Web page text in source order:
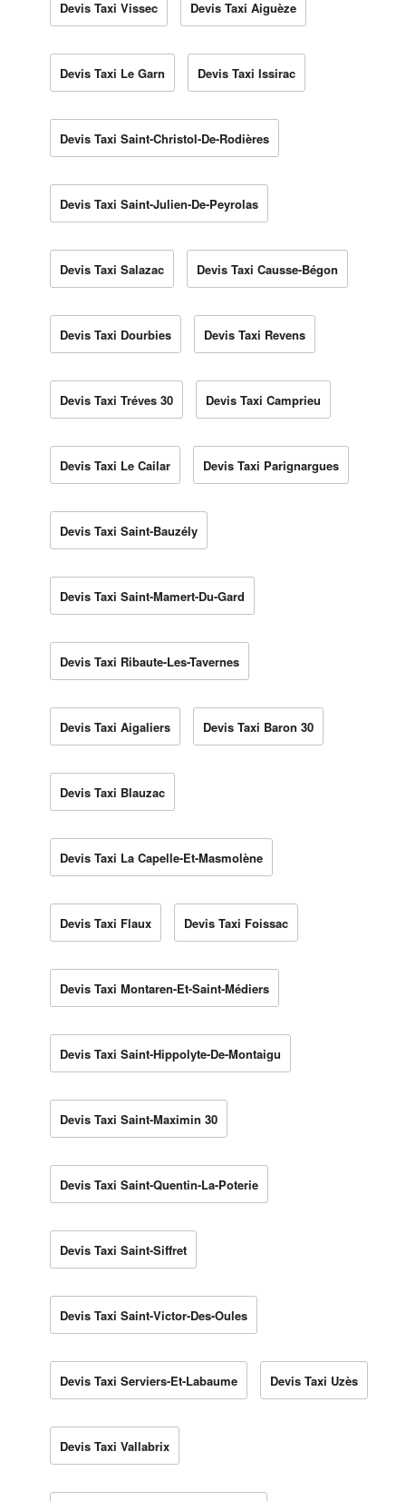
Devis Taxi Vissec Devis Taxi Aiguèze
Devis Taxi Le Garn Devis Taxi Issirac
Devis Taxi Saint-Christol-De-Rodières
Devis Taxi Saint-Julien-De-Peyrolas
Devis Taxi Salazac Devis Taxi Causse-Bégon
Devis Taxi Dourbies Devis Taxi Revens
Devis Taxi Tréves 30 Devis Taxi Camprieu
Devis Taxi Le Cailar Devis Taxi Parignargues
Devis Taxi Saint-Bauzély
Devis Taxi Saint-Mamert-Du-Gard
Devis Taxi Ribaute-Les-Tavernes
Devis Taxi Aigaliers Devis Taxi Baron 30
Devis Taxi Blauzac
Devis Taxi La Capelle-Et-Masmolène
Devis Taxi Flaux Devis Taxi Foissac
Devis Taxi Montaren-Et-Saint-Médiers
Devis Taxi Saint-Hippolyte-De-Montaigu
Devis Taxi Saint-Maximin 30
Devis Taxi Saint-Quentin-La-Poterie
Devis Taxi Saint-Siffret
Devis Taxi Saint-Victor-Des-Oules
Devis Taxi Serviers-Et-Labaume Devis Taxi Uzès
Devis Taxi Vallabrix